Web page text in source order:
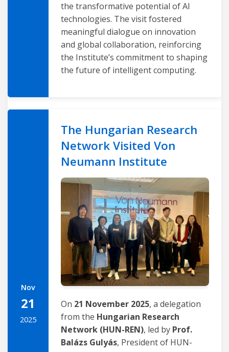
the transformative potential of AI
technologies. The visit fostered
meaningful dialogue on innovation
and global collaboration, reinforcing
the Institute’s commitment to shaping
the future of intelligent computing.
Nov
21
2025
The Hungarian Research
Network Visited Von
Neumann Institute
On 21 November 2025, a delegation
from the Hungarian Research
Network (HUN-REN), led by Prof.
Balázs Gulyás, President of HUN-